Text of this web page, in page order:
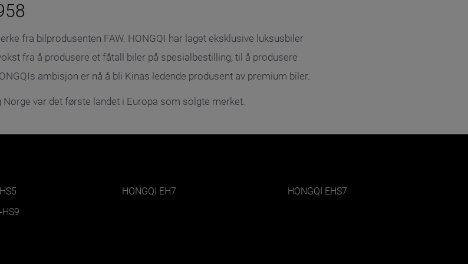
fra bilprodusenten FAW. HONGQI har laget eksklusive luksusbiler
fra å produsere et fåtall biler på spesialbestilling, til å produsere
ambisjon er nå å bli Kinas ledende produsent av premium biler.
var det første landet i Europa som solgte merket.
HONGQI EH7
HONGQI EHS7
HS9